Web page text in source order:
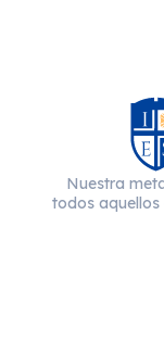
Nuestra
todos